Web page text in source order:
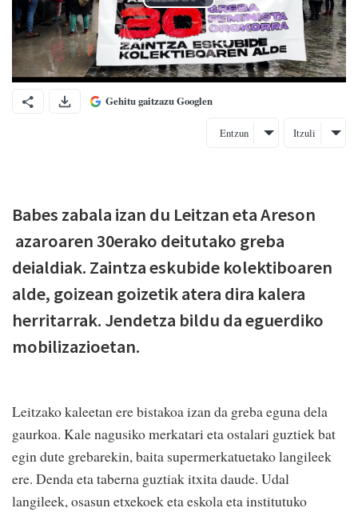
Gehitu gaitzazu Googlen
Entzun Itzuli
Babes zabala izan du Leitzan eta Areson
azaroaren 30erako deitutako greba
deialdiak. Zaintza eskubide kolektiboaren
alde, goizean goizetik atera dira kalera
herritarrak. Jendetza bildu da eguerdiko
mobilizazioetan.
Leitzako kaleetan ere bistakoa izan da greba eguna dela
gaurkoa. Kale nagusiko merkatari eta ostalari guztiek bat
egin dute grebarekin, baita supermerkatuetako langileek
ere. Denda eta taberna guztiak itxita daude. Udal
langileek, osasun etxekoek eta eskola eta institutuko